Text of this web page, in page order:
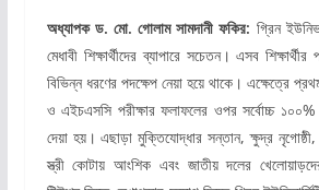
অধ্যাপক ড. মো. গোলাম সামদানী ফকির: গ্রিন
মেধাবী শিক্ষার্থীদের ব্যাপারে সচেতন। এসব
বিভিন্ন ধরণের পদক্ষেপ নেয়া হয়ে থাকে। এক্ষেত্রে
ও এইচএসসি পরীক্ষার ফলাফলের ওপর সর্বোচ্চ ১০০%
দেয়া হয়। এছাড়া মুক্তিযোদ্ধার সন্তান, ক্ষুদ্র
স্ত্রী কোটায় আংশিক এবং জাতীয় দলের